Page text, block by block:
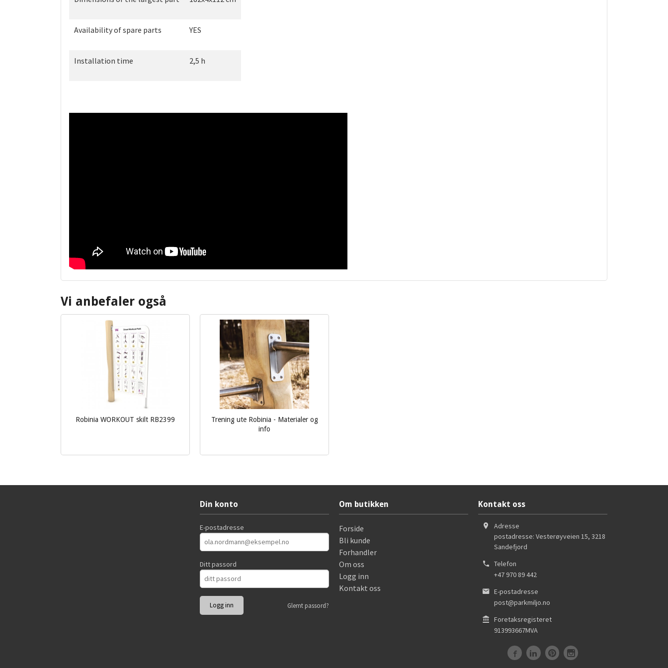
Availability of spare parts YES
Installation time 2,5 h
Vi anbefaler også
Robinia WORKOUT skilt RB2399
Trening ute Robinia - Materialer og
info
Din konto
E-postadresse
Ditt passord
Glemt passord?
Om butikken
Forside
Bli kunde
Forhandler
Om oss
Logg inn
Kontakt oss
Kontakt oss
Adresse
postadresse: Vesterøyveien 15, 3218
Sandefjord
Telefon
+47 970 89 442
E-postadresse
post@parkmiljo.no
Foretaksregisteret
913993667MVA